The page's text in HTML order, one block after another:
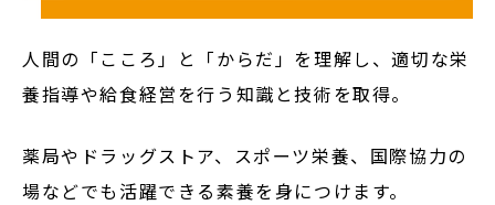
Access
通信制 大学院
人間の「こころ」と「からだ」を理解し、適切な栄
養指導や給食経営を行う知識と技術を取得。
薬局やドラッグストア、スポーツ栄養、国際協力の
場などでも活躍できる素養を身につけます。